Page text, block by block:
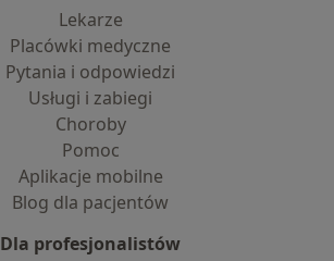
Lekarze
Placówki medyczne
Pytania i odpowiedzi
Usługi i zabiegi
Choroby
Pomoc
Aplikacje mobilne
Blog dla pacjentów
Dla profesjonalistów